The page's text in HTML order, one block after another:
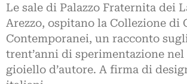
Le sale di Palazzo Fraternita dei
Arezzo, ospitano la Collezione di
Contemporanei, un racconto
trent’anni di sperimentazione
gioiello d’autore. A firma di